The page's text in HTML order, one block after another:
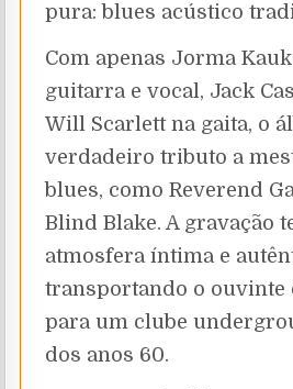
pura: blues acústico
Com apenas Jorma
guitarra e vocal, Jack
Will Scarlett na gaita, o
verdadeiro tributo a
blues, como Reverend
Blind Blake. A gravação
atmosfera íntima e
transportando o ouvinte
para um clube
dos anos 60.